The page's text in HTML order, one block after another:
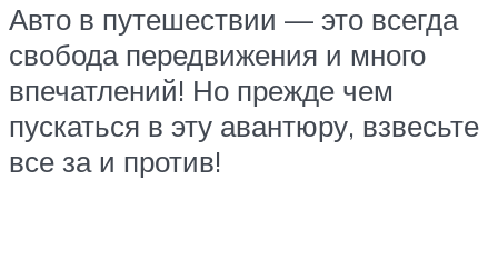
Авто в путешествии — это всегда
свобода передвижения и много
впечатлений! Но прежде чем
пускаться в эту авантюру, взвесьте
все за и против!